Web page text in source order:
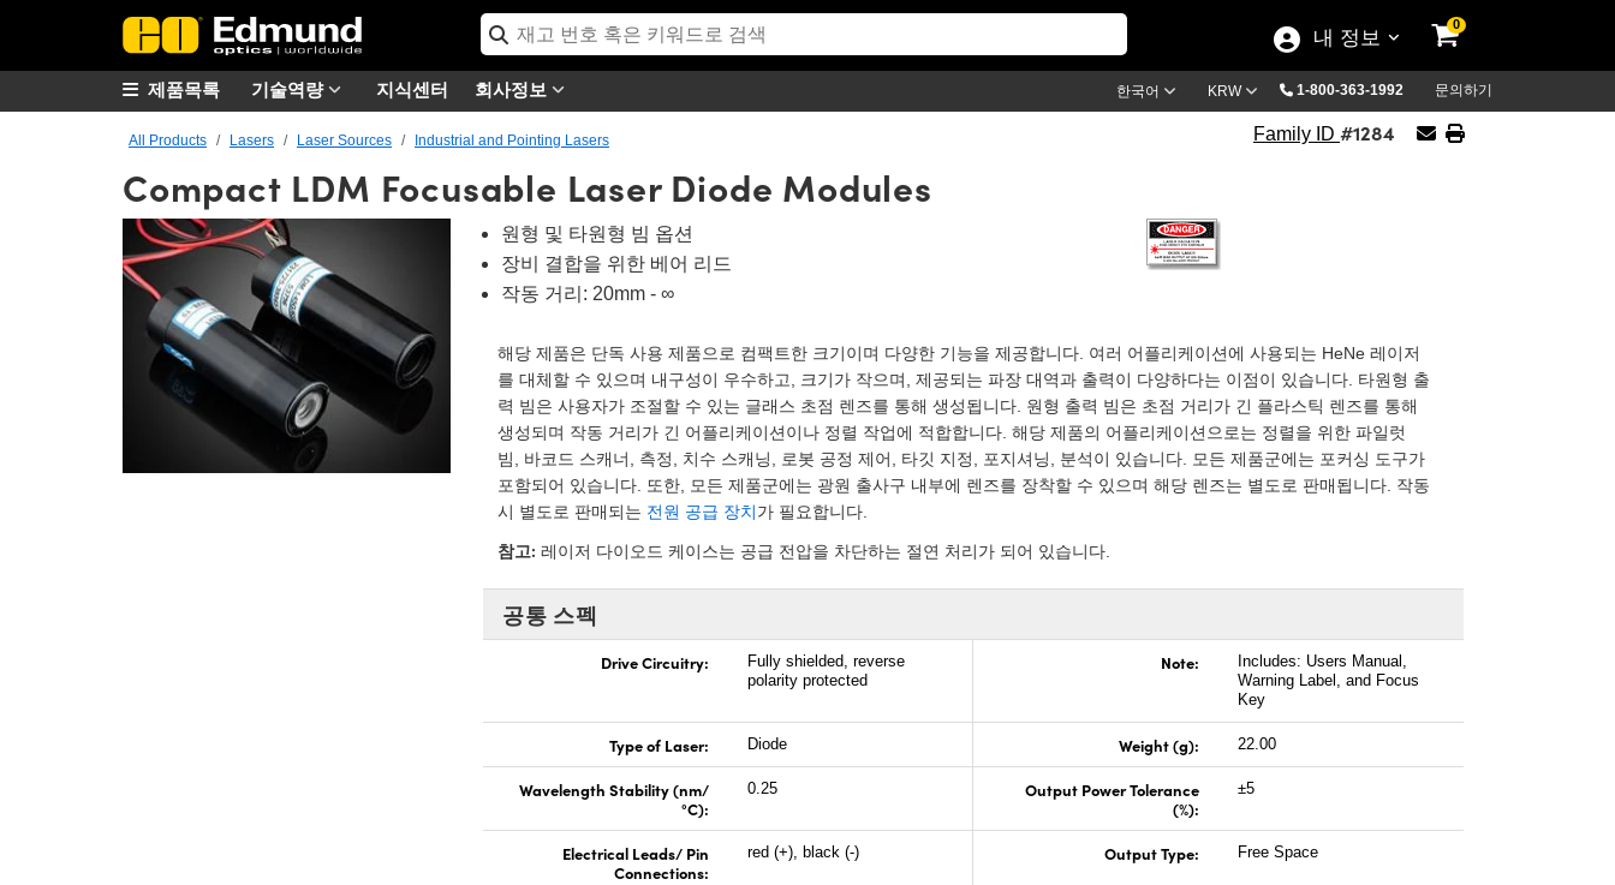
내 정보
0
기술역량 지식센터 회사정보 한국어 KRW 1-800-363-1992 문의하기
제품목록
All Products Lasers Laser Sources Industrial and Pointing Lasers Family ID #1284
Compact LDM Focusable Laser Diode Modules
원형 및 타원형 빔 옵션
장비 결합을 위한 베어 리드
작동 거리: 20mm - ∞
해당 제품은 단독 사용 제품으로 컴팩트한 크기이며 다양한 기능을 제공합니다. 여러 어플리케이션에 사용되는 HeNe 레이저
를 대체할 수 있으며 내구성이 우수하고, 크기가 작으며, 제공되는 파장 대역과 출력이 다양하다는 이점이 있습니다. 타원형 출
력 빔은 사용자가 조절할 수 있는 글래스 초점 렌즈를 통해 생성됩니다. 원형 출력 빔은 초점 거리가 긴 플라스틱 렌즈를 통해
생성되며 작동 거리가 긴 어플리케이션이나 정렬 작업에 적합합니다. 해당 제품의 어플리케이션으로는 정렬을 위한 파일럿
빔, 바코드 스캐너, 측정, 치수 스캐닝, 로봇 공정 제어, 타깃 지정, 포지셔닝, 분석이 있습니다. 모든 제품군에는 포커싱 도구가
포함되어 있습니다. 또한, 모든 제품군에는 광원 출사구 내부에 렌즈를 장착할 수 있으며 해당 렌즈는 별도로 판매됩니다. 작동
시 별도로 판매되는 전원 공급 장치가 필요합니다.
참고: 레이저 다이오드 케이스는 공급 전압을 차단하는 절연 처리가 되어 있습니다.
공통 스펙
Drive Circuitry:
Fully shielded, reverse
polarity protected
Note:
Includes: Users Manual,
Warning Label, and Focus
Key
Type of Laser: Diode Weight (g): 22.00
Wavelength Stability (nm/
°C):
0.25
Output Power Tolerance
(%):
±5
Electrical Leads/ Pin
Connections:
red (+), black (-) Output Type: Free Space